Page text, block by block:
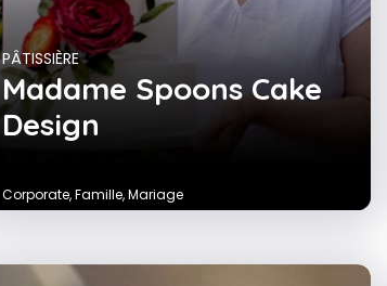
PÂTISSIÈRE
Madame Spoons Cake
Design
Corporate,Famille,Mariage